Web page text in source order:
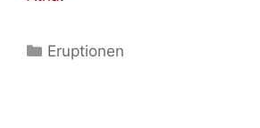
Kategorien
Eruptionen